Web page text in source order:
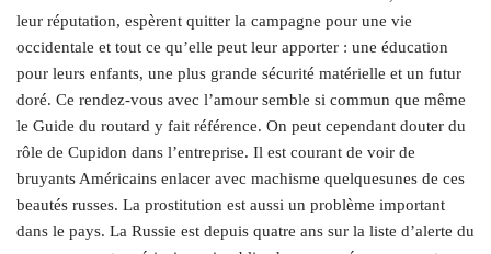
leur réputation, espèrent quitter la campagne pour une vie
occidentale et tout ce qu’elle peut leur apporter : une éducation
pour leurs enfants, une plus grande sécurité matérielle et un futur
doré. Ce rendez-vous avec l’amour semble si commun que même
le Guide du routard y fait référence. On peut cependant douter du
rôle de Cupidon dans l’entreprise. Il est courant de voir de
bruyants Américains enlacer avec machisme quelquesunes de ces
beautés russes. La prostitution est aussi un problème important
dans le pays. La Russie est depuis quatre ans sur la liste d’alerte du